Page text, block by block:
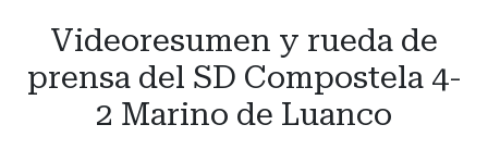
Videoresumen y rueda de
prensa del SD Compostela 4-
2 Marino de Luanco